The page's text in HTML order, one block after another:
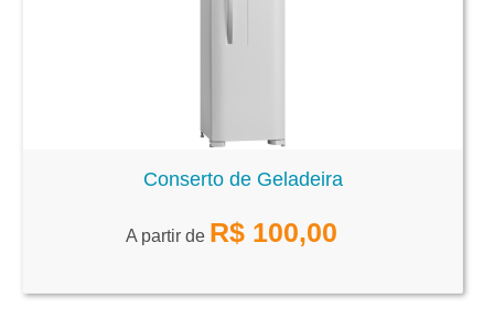
Conserto de Geladeira
A partir de R$ 100,00